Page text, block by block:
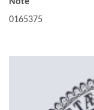
Note
0165375